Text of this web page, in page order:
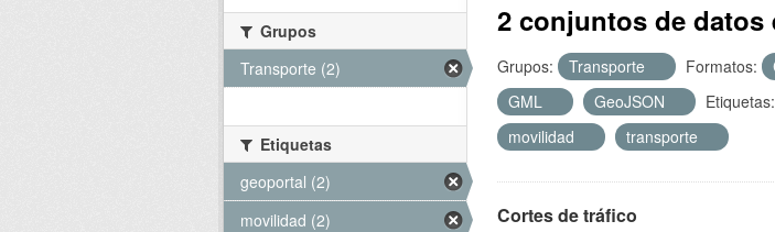
2 conjuntos de datos
Grupos: Transporte Formatos:
GML
GeoJSON Etiquetas:
movilidad
transporte
Cortes de tráfico
Grupos
Transporte (2)
Etiquetas
geoportal (2)
movilidad (2)